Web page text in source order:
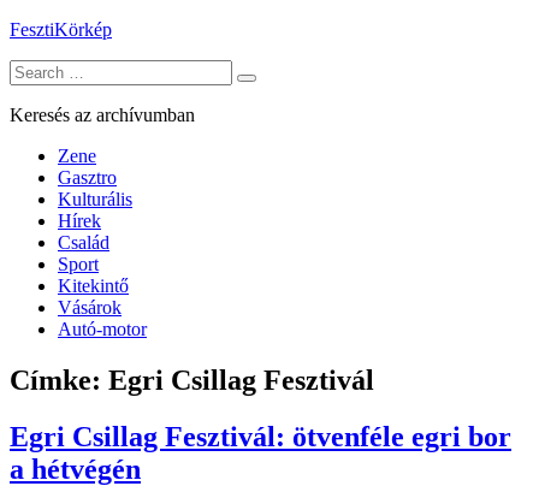
Skip
content
FesztiKörkép
Search
for:
Keresés az archívumban
Zene
Gasztro
Kulturális
Hírek
Család
Sport
Kitekintő
Vásárok
Autó-motor
Címke: Egri Csillag Fesztivál
Egri Csillag Fesztivál: ötvenféle egri bor
a hétvégén